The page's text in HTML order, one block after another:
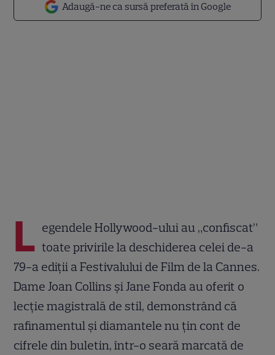
Adaugă-ne ca sursă preferată în Google
L egendele Hollywood-ului au „confiscat”
toate privirile la deschiderea celei de-a
79-a ediții a Festivalului de Film de la Cannes.
Dame Joan Collins și Jane Fonda au oferit o
lecție magistrală de stil, demonstrând că
rafinamentul și diamantele nu țin cont de
cifrele din buletin, într-o seară marcată de